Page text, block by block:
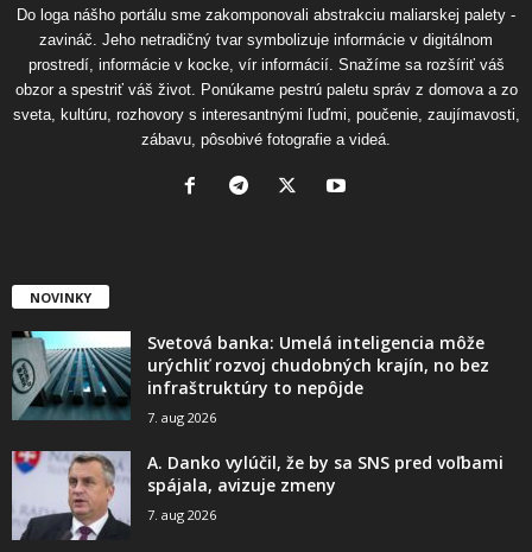
Do loga nášho portálu sme zakomponovali abstrakciu maliarskej palety -
zavináč. Jeho netradičný tvar symbolizuje informácie v digitálnom
prostredí, informácie v kocke, vír informácií. Snažíme sa rozšíriť váš
obzor a spestriť váš život. Ponúkame pestrú paletu správ z domova a zo
sveta, kultúru, rozhovory s interesantnými ľuďmi, poučenie, zaujímavosti,
zábavu, pôsobivé fotografie a videá.
NOVINKY
Svetová banka: Umelá inteligencia môže
urýchliť rozvoj chudobných krajín, no bez
infraštruktúry to nepôjde
7. aug 2026
A. Danko vylúčil, že by sa SNS pred voľbami
spájala, avizuje zmeny
7. aug 2026